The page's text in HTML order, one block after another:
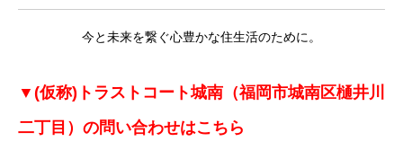
今と未来を繋ぐ心豊かな住生活のために。
▼(仮称)トラストコート城南（福岡市城南区樋井川
二丁目） の問い合わせはこちら